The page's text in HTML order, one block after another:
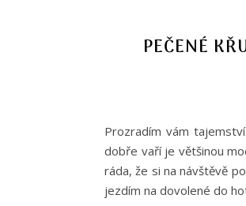
PEČENÉ
Prozradím vám
dobře vaří je většinou
ráda, že si na návštěvě
jezdím na dovolené do